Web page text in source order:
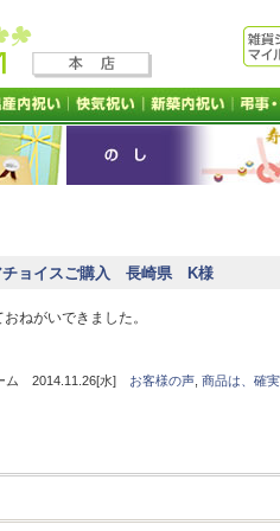
チョイスご購入 長崎県 K様
ねがいできました。
ム 2014.11.26[水] お客様の声, 商品は、確